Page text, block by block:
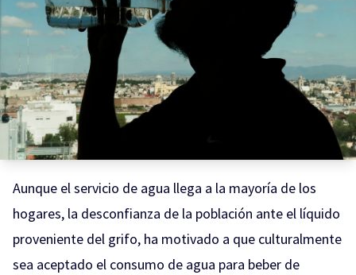
Aunque el servicio de agua llega a la mayoría de los
hogares, la desconfianza de la población ante el líquido
proveniente del grifo, ha motivado a que culturalmente
sea aceptado el consumo de agua para beber de